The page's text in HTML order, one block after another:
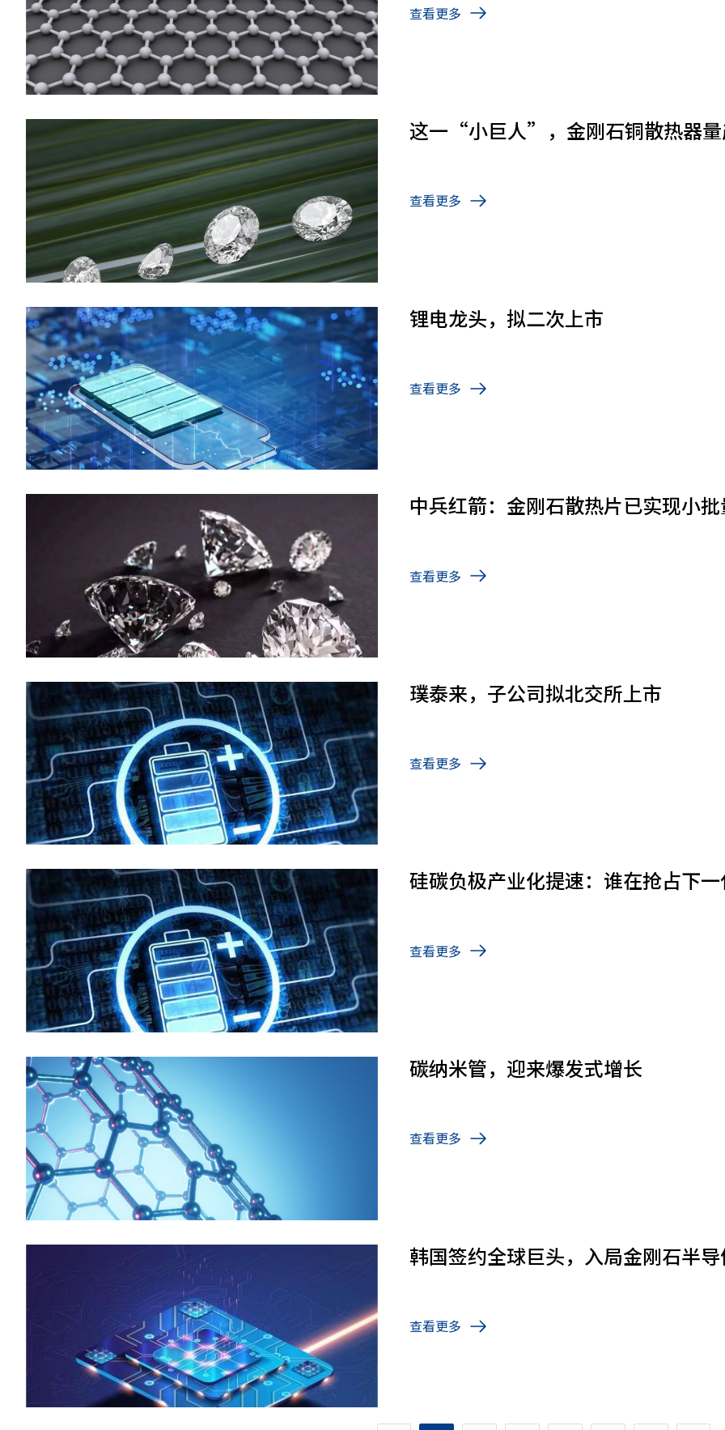
查看更多
这一“小巨人”，金刚石铜散热器量
查看更多
锂电龙头，拟二次上市
查看更多
中兵红箭：金刚石散热片已实现小
查看更多
璞泰来，子公司拟北交所上市
查看更多
硅碳负极产业化提速：谁在抢占下
查看更多
碳纳米管，迎来爆发式增长
查看更多
韩国签约全球巨头，入局金刚石半
查看更多